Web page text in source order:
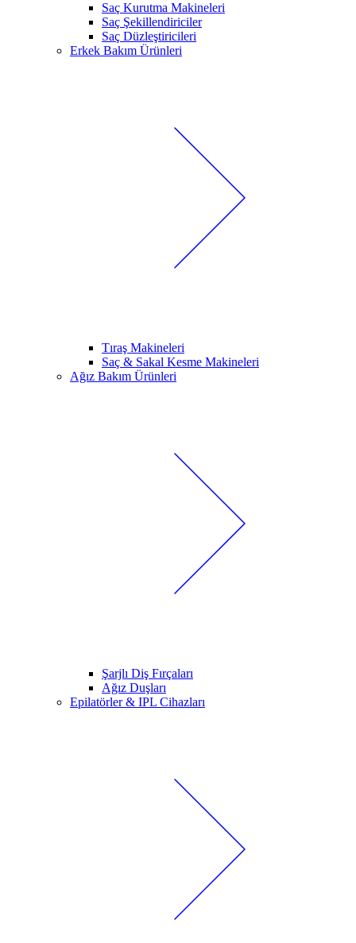
Saç Kurutma Makineleri
Saç Şekillendiriciler
Saç Düzleştiricileri
Erkek Bakım Ürünleri
Tıraş Makineleri
Saç & Sakal Kesme Makineleri
Ağız Bakım Ürünleri
Şarjlı Diş Fırçaları
Ağız Duşları
Epilatörler & IPL Cihazları